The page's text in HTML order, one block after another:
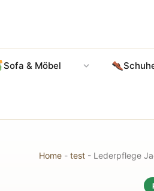
Sofa & Möbel
Home- test- Lederpflege